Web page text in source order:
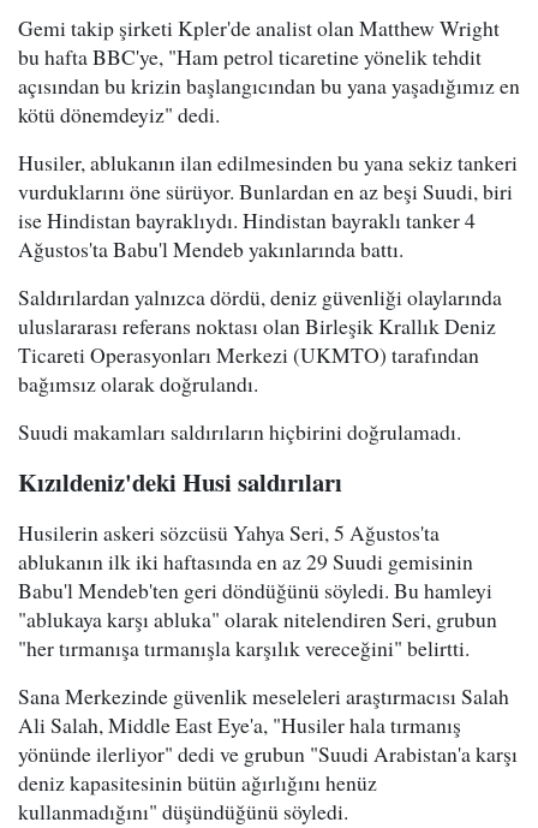
Gemi takip şirketi Kpler'de analist olan Matthew Wright
bu hafta BBC'ye, "Ham petrol ticaretine yönelik tehdit
açısından bu krizin başlangıcından bu yana yaşadığımız en
kötü dönemdeyiz" dedi.
Husiler, ablukanın ilan edilmesinden bu yana sekiz tankeri
vurduklarını öne sürüyor. Bunlardan en az beşi Suudi, biri
ise Hindistan bayraklıydı. Hindistan bayraklı tanker 4
Ağustos'ta Babu'l Mendeb yakınlarında battı.
Saldırılardan yalnızca dördü, deniz güvenliği olaylarında
uluslararası referans noktası olan Birleşik Krallık Deniz
Ticareti Operasyonları Merkezi (UKMTO) tarafından
bağımsız olarak doğrulandı.
Suudi makamları saldırıların hiçbirini doğrulamadı.
Kızıldeniz'deki Husi saldırıları
Husilerin askeri sözcüsü Yahya Seri, 5 Ağustos'ta
ablukanın ilk iki haftasında en az 29 Suudi gemisinin
Babu'l Mendeb'ten geri döndüğünü söyledi. Bu hamleyi
"ablukaya karşı abluka" olarak nitelendiren Seri, grubun
"her tırmanışa tırmanışla karşılık vereceğini" belirtti.
Sana Merkezinde güvenlik meseleleri araştırmacısı Salah
Ali Salah, Middle East Eye'a, "Husiler hala tırmanış
yönünde ilerliyor" dedi ve grubun "Suudi Arabistan'a karşı
deniz kapasitesinin bütün ağırlığını henüz
kullanmadığını" düşündüğünü söyledi.